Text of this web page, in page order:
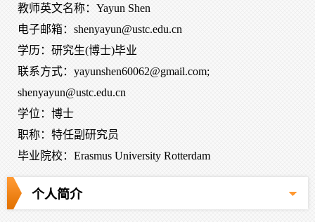
教师英文名称：Yayun Shen
电子邮箱： shenyayun@ustc.edu.cn
学历：研究生(博士)毕业
联系方式：yayunshen60062@gmail.com;
shenyayun@ustc.edu.cn
学位：博士
职称：特任副研究员
毕业院校：Erasmus University Rotterdam
个人简介